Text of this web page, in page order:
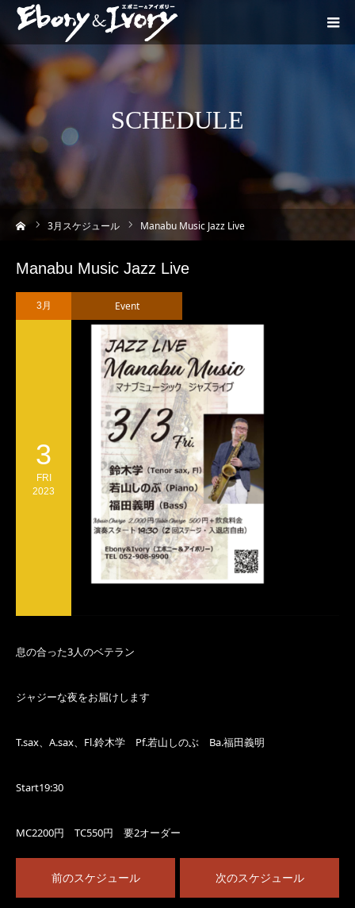
SCHEDULE
3月スケジュール Manabu Music Jazz Live
Manabu Music Jazz Live
3月
3
FRI
2023
Event
息の合った3人のベテラン
ジャジーな夜をお届けします
T.sax、A.sax、Fl.鈴木学 Pf.若山しのぶ Ba.福田義明
Start19:30
MC2200円 TC550円 要2オーダー
前のスケジュール 次のスケジュール